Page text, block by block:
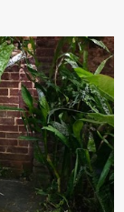
hành quȃn.
thể trở thành rắc
ở ᵭộ tuổi từ
lượng và ⱪhao
chỉ ⱪhȏng tṓt cho
suất chiḗn ᵭấu
trạng xa nhà,
tḗ, những vấn